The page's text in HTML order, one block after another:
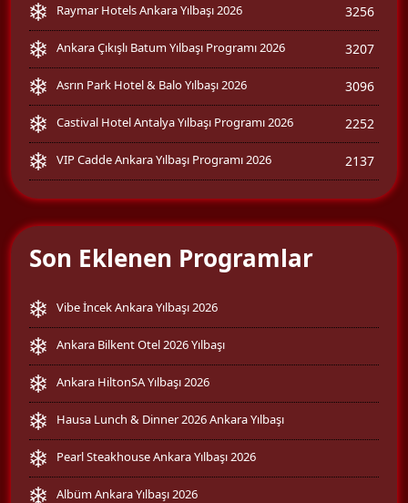
Raymar Hotels Ankara Yılbaşı 2026 3256
Ankara Çıkışlı Batum Yılbaşı Programı 2026 3207
Asrın Park Hotel & Balo Yılbaşı 2026 3096
Castival Hotel Antalya Yılbaşı Programı 2026 2252
VIP Cadde Ankara Yılbaşı Programı 2026 2137
Son Eklenen Programlar
Vibe İncek Ankara Yılbaşı 2026
Ankara Bilkent Otel 2026 Yılbaşı
Ankara HiltonSA Yılbaşı 2026
Hausa Lunch & Dinner 2026 Ankara Yılbaşı
Pearl Steakhouse Ankara Yılbaşı 2026
Albüm Ankara Yılbaşı 2026